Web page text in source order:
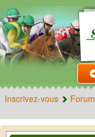
Inscrivez-vous Forum